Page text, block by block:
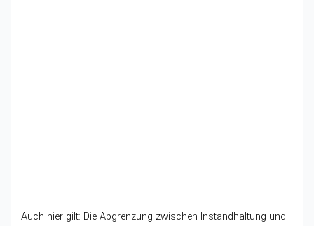
Auch hier gilt: Die Abgrenzung zwischen Instandhaltung und